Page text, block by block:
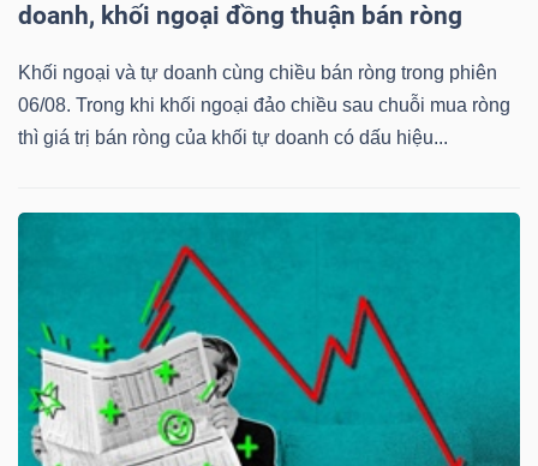
doanh, khối ngoại đồng thuận bán ròng
Khối ngoại và tự doanh cùng chiều bán ròng trong phiên
06/08. Trong khi khối ngoại đảo chiều sau chuỗi mua ròng
thì giá trị bán ròng của khối tự doanh có dấu hiệu...
liệu
tài
chính